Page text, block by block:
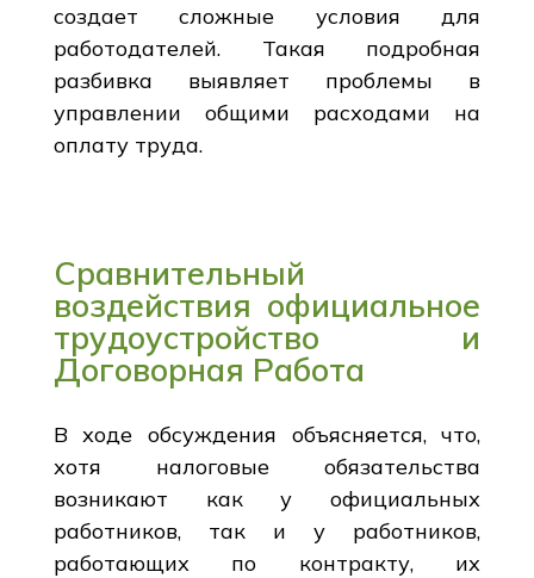
создает сложные условия для
работодателей. Такая подробная
разбивка выявляет проблемы в
управлении общими расходами на
оплату труда.
Сравнительный
воздействия официальное
трудоустройство и
Договорная Работа
В ходе обсуждения объясняется, что,
хотя налоговые обязательства
возникают как у официальных
работников, так и у работников,
работающих по контракту, их